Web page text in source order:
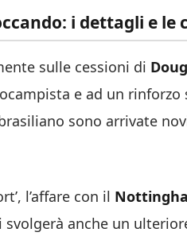
i dettagli e le
sulle cessioni di
e ad un
sono arrivate
l’affare con il
anche un